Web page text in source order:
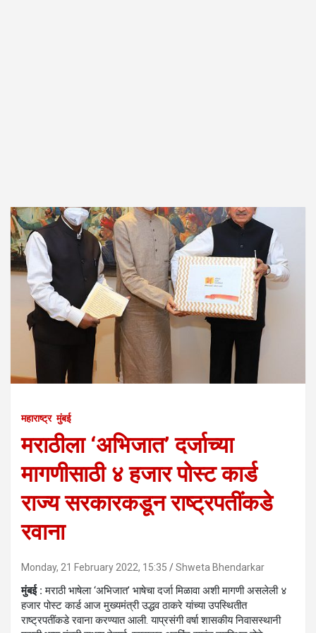
महाराष्ट्र मुंबई
मराठीला ‘अभिजात’ दर्जाच्या
मागणीसाठी ४ हजार पोस्ट कार्ड
राज्य सरकारकडून राष्ट्रपतींकडे
रवाना
Monday, 21 February 2022, 15:35 Shweta Bhendarkar
मुंबई :मराठी भाषेला ‘अभिजात’ भाषेचा दर्जा मिळावा अशी मागणी असलेली ४
हजार पोस्ट कार्ड आज मुख्यमंत्री उद्धव ठाकरे यांच्या उपस्थितीत
राष्ट्रपतींकडे रवाना करण्यात आली. याप्रसंगी वर्षा शासकीय निवासस्थानी